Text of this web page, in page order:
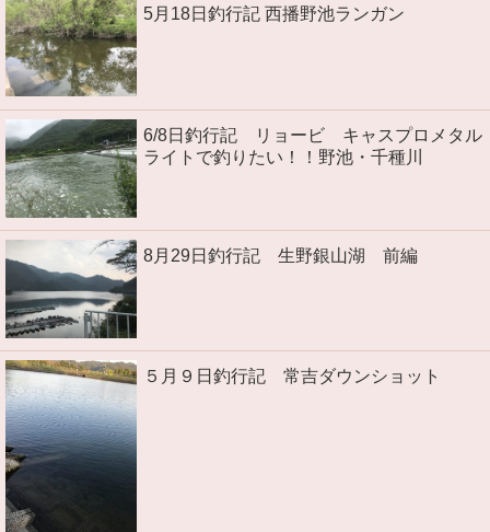
5月18日釣行記 西播野池ランガン
6/8日釣行記 リョービ キャスプロメタル
ライトで釣りたい！！野池・千種川
8月29日釣行記 生野銀山湖 前編
５月９日釣行記 常吉ダウンショット